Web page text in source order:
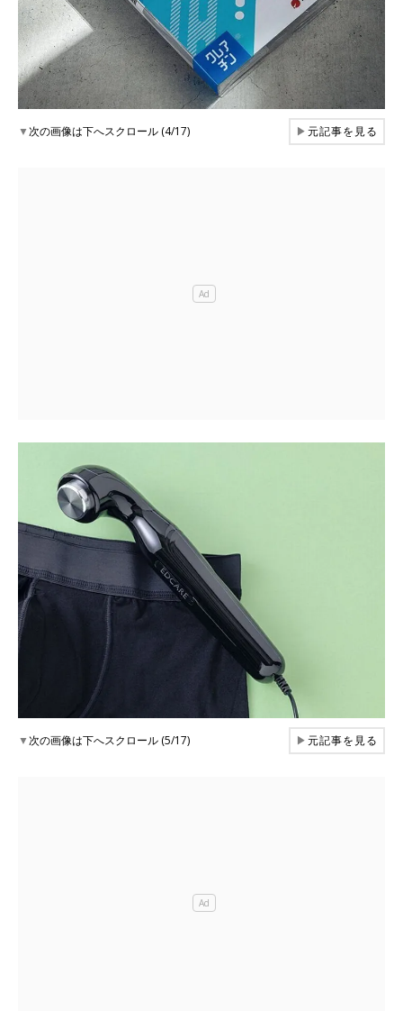
▼次の画像は下へスクロール (4/17) ▶元記事を見る
▼次の画像は下へスクロール (5/17) ▶元記事を見る